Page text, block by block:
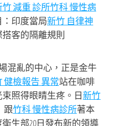
竹 減重 診所竹科 慢性病
印度當局新竹 自律神
客的隔離規則
混亂的中心，正是金牛
健檢報告 異常站在咖啡
照得眼睛生疼。日新竹
跟竹科 慢性病診所著本
生部20日發布新的領導